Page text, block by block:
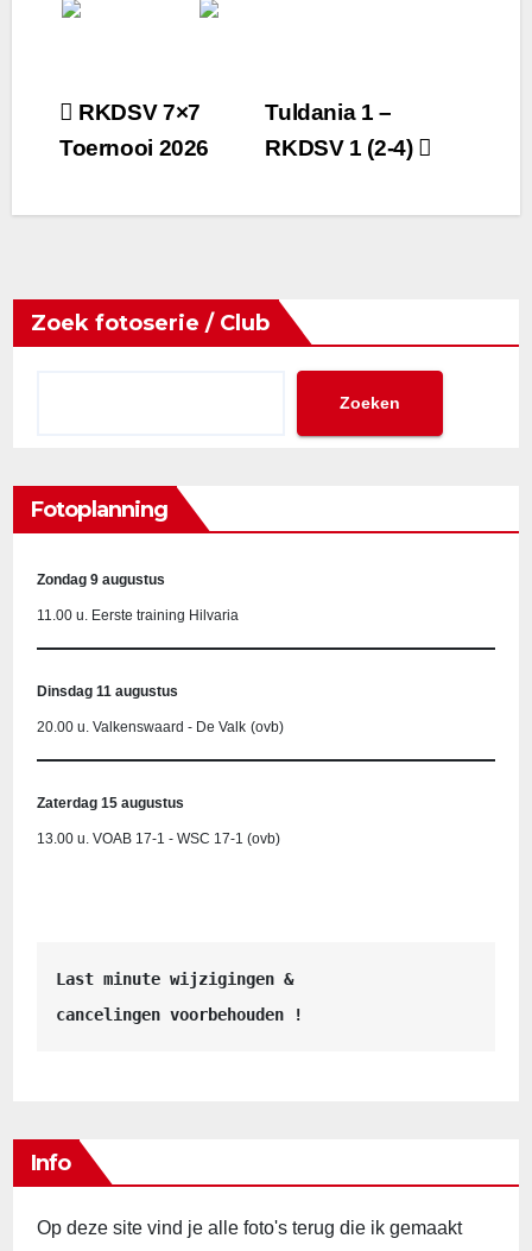
Bericht
navigatie
Tuldania 1 –
RKDSV 1 (2-4)
RKDSV 7×7
Toernooi 2026
Zoek fotoserie / Club
Zoeken
Fotoplanning
Zondag 9 augustus
11.00 u. Eerste training Hilvaria
Dinsdag 11 augustus
20.00 u. Valkenswaard - De Valk (ovb)
Zaterdag 15 augustus
13.00 u. VOAB 17-1 - WSC 17-1 (ovb)
Last minute wijzigingen &
cancelingen voorbehouden !
Info
Op deze site vind je alle foto's terug die ik gemaakt